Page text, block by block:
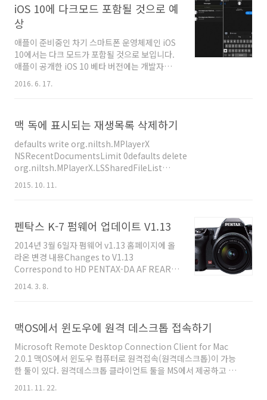
개념의 중저가·보급형 스마트폰을 표방한다. 다
른 시중 중저가폰과의 차별화에 중점을 뒀다. 각
7mm대 두께와 130g의 무게 덕분에 가볍고 슬
림한 느낌을 준다. 라운드 처리된 스마트폰에 비
해 그립감을 떨어지는 것이 사실이지만 5.15인치
크기에도 한 손 조작은 어렵지 않다.​스카이 로고
iOS 10에 다크모드 포함될 것으로 예
상
애플이 준비중인 차기 스마트폰 운영체제인 iOS
10에서는 다크 모드가 포함될 것으로 보입니다.
애플이 공개한 iOS 10 베타 버전에는 개발자들을
위한 수많은 코드가 포함되었고, 그 중에는 사파
리, iTunes, 메시지, iBooks, 시계 등 기본 앱을
서는 이 옵션을 사용할 수 없고, 키노트 당시에도
별다른 언급이 없었지만, iOS 9.3에서 나이트쉬
프트 모드가 포함됐던 것 처럼 이후 소규모 업데
이트에서 포함될 수 있을것으로 보입니다. 출처 :
GSMArena
(http://www.gsmarena.com/
2016. 6. 17.
맥 독에 표시되는 재생목록 삭제하기
defaults write org.niltsh.MPlayerX
NSRecentDocumentsLimit 0defaults delete
org.niltsh.MPlayerX.LSSharedFileList
RecentDocumentsdefaults write
org.niltsh.MPlayerX.LSSharedFileList RecentDocuments
org.videolan.vlc.LSSharedFileList
RecentDocumentsdefaults write
org.videolan.vlc.LSSharedFileList RecentDocum..
2015. 10. 11.
펜탁스 K-7 펌웨어 업데이트 V1.13
2014년 3월 6일자 펌웨어 v1.13 홈페이지에 올
라온 변경 내용Changes to V1.13
Correspond to HD PENTAX-DA AF REAR
CONVERTER 1.4X AW.Improved stability
for general performance*Contents of
新製品 HD PENTAX-DA AF REAR
CONVERTER 1.4X AW に対応しました。全
般的な動作安定性が向上しました。※本ア
ップデートを行うとバージョン1.12以前の
公開内容についてもすべて更新されます。
대략 번역하면 아래내용이 적용되었군요.신제품
2014. 3. 8.
맥OS에서 윈도우에 원격 데스크톱 접속하기
Microsoft Remote Desktop Connection Client for Mac
2.0.1 맥OS에서 윈도우 컴퓨터로 원격접속(원격데스크톱)이 가능
한 툴이 있다. 원격데스크톱 클라이언트 툴을 MS에서 제공하고 있
다. → 다운로드 ← 다운로드
2011. 11. 22.